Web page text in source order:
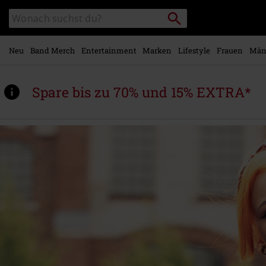
Hauptinhalt
springen
Katalog
durchsuchen
Packstation
suchen
Neu Band Merch Entertainment Marken Lifestyle Frauen
Spare bis zu 70% und 15% EXTRA*